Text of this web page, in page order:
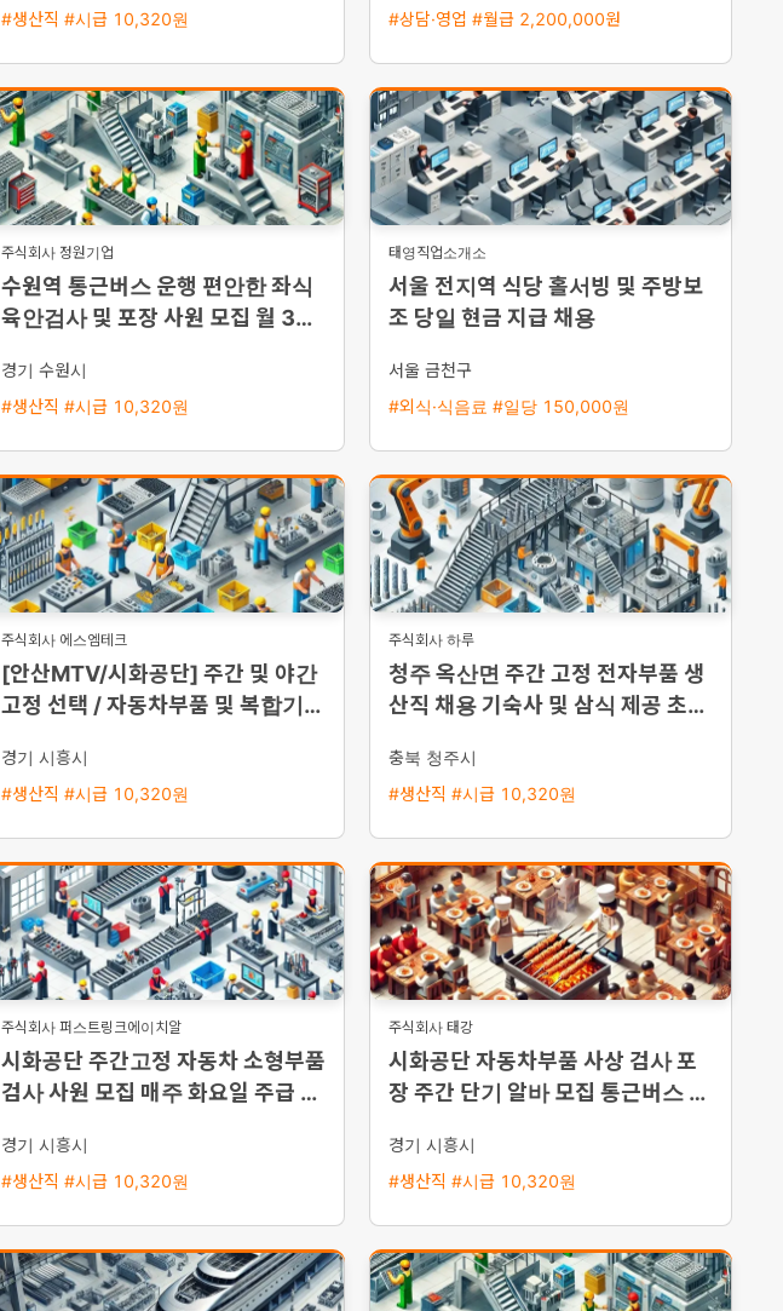
#생산직 #시급 10,320원
#상담·영업 #월급 2,200,000원
주식회사 정원기업
수원역 통근버스 운행 편안한 좌식
육안검사 및 포장 사원 모집 월 350
경기 수원시
#생산직 #시급 10,320원
태영직업소개소
서울 전지역 식당 홀서빙 및 주방보
조 당일 현금 지급 채용
서울 금천구
#외식·식음료 #일당 150,000원
주식회사 에스엠테크
[안산MTV/시화공단] 주간 및 야간
고정 선택 / 자동차부품 및 복합기
경기 시흥시
#생산직 #시급 10,320원
주식회사 하루
청주 옥산면 주간 고정 전자부품 생
산직 채용 기숙사 및 삼식 제공 초보
충북 청주시
#생산직 #시급 10,320원
주식회사 퍼스트링크에이치알
시화공단 주간고정 자동차 소형부품
검사 사원 모집 매주 화요일 주급 지
경기 시흥시
#생산직 #시급 10,320원
주식회사 태강
시화공단 자동차부품 사상 검사 포
장 주간 단기 알바 모집 통근버스 운
경기 시흥시
#생산직 #시급 10,320원